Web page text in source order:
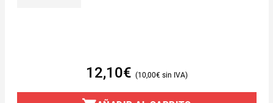
12,10€ 10,00€